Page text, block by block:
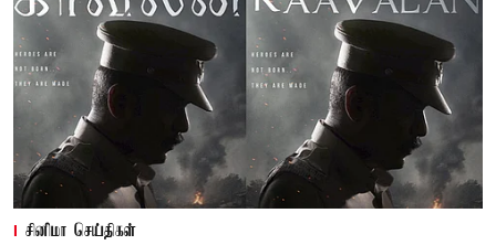
சினிமா செய்திகள்